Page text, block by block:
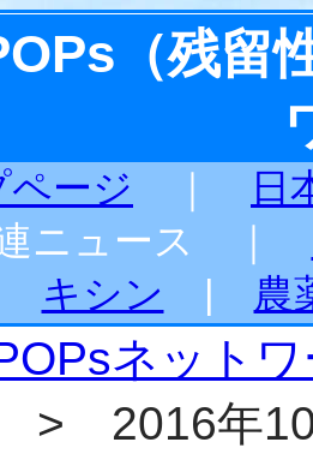
（残留
ページ
日
ニュース ｜
キシン
農
ネット
> 2016年